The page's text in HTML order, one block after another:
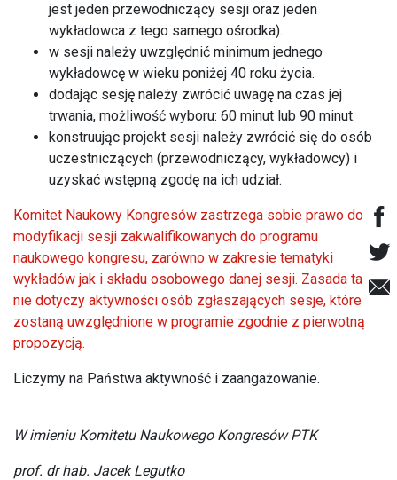
jest jeden przewodniczący sesji oraz jeden
wykładowca z tego samego ośrodka).
w sesji należy uwzględnić minimum jednego
wykładowcę w wieku poniżej 40 roku życia.
dodając sesję należy zwrócić uwagę na czas jej
trwania, możliwość wyboru: 60 minut lub 90 minut.
konstruując projekt sesji należy zwrócić się do osób
uczestniczących (przewodniczący, wykładowcy) i
uzyskać wstępną zgodę na ich udział.
Komitet Naukowy Kongresów zastrzega sobie prawo do
modyfikacji sesji zakwalifikowanych do programu
naukowego kongresu, zarówno w zakresie tematyki
wykładów jak i składu osobowego danej sesji. Zasada ta
nie dotyczy aktywności osób zgłaszających sesje, które
zostaną uwzględnione w programie zgodnie z pierwotną
propozycją.
Liczymy na Państwa aktywność i zaangażowanie.
W imieniu Komitetu Naukowego Kongresów PTK
prof. dr hab. Jacek Legutko